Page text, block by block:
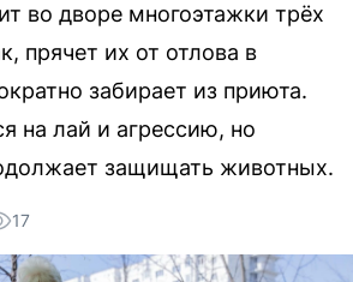
во дворе многоэтажки трёх
прячет их от отлова в
забирает из приюта.
на лай и агрессию, но
защищать животных.
17